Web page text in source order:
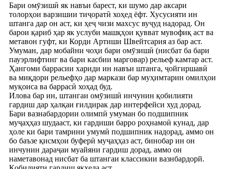
Бари омӯзишӣ як навъи барест, ки шумо дар аксари
толорҳои варзишии тиҷоратӣ хоҳед ёфт. Хусусияти ин
штанга дар он аст, ки ҳеҷ чизи махсус вуҷуд надорад. Он
барои қариб ҳар як услуби машқҳои қувват мувофиқ аст ва
метавон гуфт, ки Корди Артиши Швейтсария аз бар аст.
Умуман, дар мобайни чоҳи бари омӯзишӣ (нисбат ба бари
пауэрлифтинг ва бари касбии марговар) рельеф камтар аст.
Ҳангоми баррасии хариди ин навъи штанга, ҷойгиршавӣ
ва миқдори рельефҳо дар маркази бар муҳимтарин омилҳои
муқоиса ва баррасӣ хоҳад буд.
Илова бар ин, штангаи омӯзишӣ инчунин қобилияти
гардиш дар ҳалқаи ғилдирак дар интерфейси худ дорад.
Бари вазнабардории олимпӣ умуман бо подшипник
муҷаҳҳаз шудааст, ки гардиши барро роҳнамоӣ кунад, дар
ҳоле ки бари тамрини умумӣ подшипник надорад, аммо он
бо баъзе қисмҳои буферӣ муҷаҳҳаз аст, бинобар ин он
инчунин дараҷаи муайяни гардиш дорад, аммо он
наметавонад нисбат ба штангаи классикии вазнбардорй.